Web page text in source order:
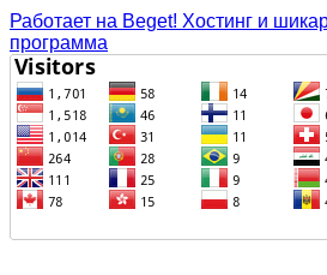
Работает на Beget! Хостинг и
программа